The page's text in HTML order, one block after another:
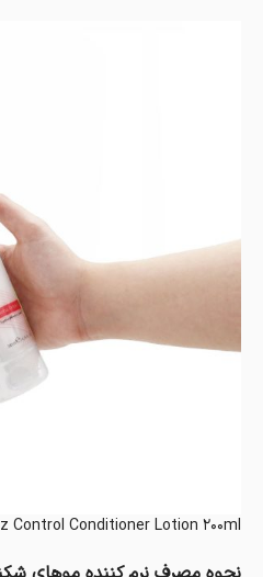
Control Conditioner Lotion 200ml